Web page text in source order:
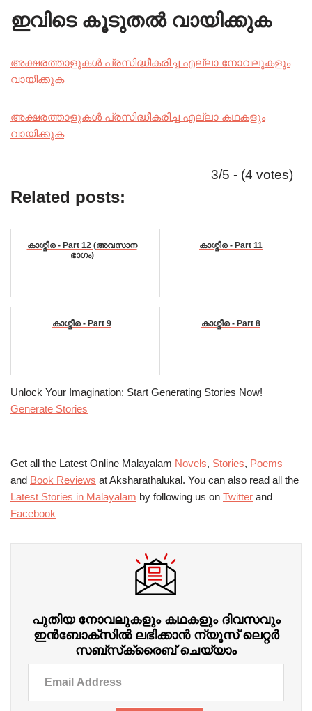
ഇവിടെ കൂടുതൽ വായിക്കുക
അക്ഷരത്താളുകൾ പ്രസിദ്ധീകരിച്ച എല്ലാ നോവലുകളും
വായിക്കുക
അക്ഷരത്താളുകൾ പ്രസിദ്ധീകരിച്ച എല്ലാ കഥകളും
വായിക്കുക
3/5 - (4 votes)
Related posts:
കാശ്മീര - Part 12 (അവസാന
ഭാഗം)
കാശ്മീര - Part 11
കാശ്മീര - Part 9 കാശ്മീര - Part 8
Unlock Your Imagination: Start Generating Stories Now!
Generate Stories
Get all the Latest Online Malayalam Novels, Stories, Poems
and Book Reviews at Aksharathalukal. You can also read all the
Latest Stories in Malayalam by following us on Twitter and
Facebook
പുതിയ നോവലുകളും കഥകളും ദിവസവും
ഇന്‍ബോക്‌സില്‍ ലഭിക്കാന്‍ ന്യൂസ് ലെറ്റർ
സബ്‌സ്‌ക്രൈബ് ചെയ്യാം